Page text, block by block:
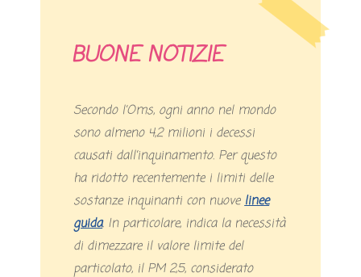
BUONE NOTIZIE
Secondo l’Oms, ogni anno nel mondo
sono almeno 4,2 milioni i decessi
causati dall’inquinamento. Per questo
ha ridotto recentemente i limiti delle
sostanze inquinanti con nuovelinee
guida. In particolare, indica la necessità
di dimezzare il valore limite del
particolato, il PM 2,5, considerato